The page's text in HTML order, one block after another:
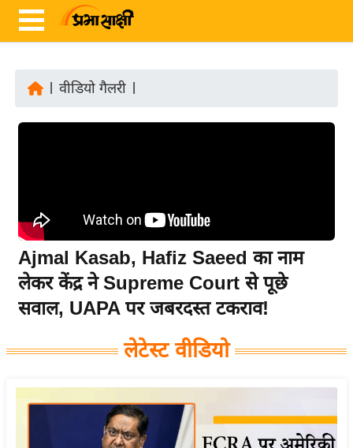
रा
ष्ट्री
य
अं
त
ष्ट्री
बि
वीडियो गैलरी
Ajmal Kasab, Hafiz Saeed का नाम
लेकर केंद्र ने Supreme Court से पूछे
सवाल, UAPA पर जबरदस्त टकराव!
लेटेस्ट वीडियो